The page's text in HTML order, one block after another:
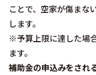
ことで、空家が傷まな
します。
※予算上限に達した場
ます。
補助金の申込みをされ